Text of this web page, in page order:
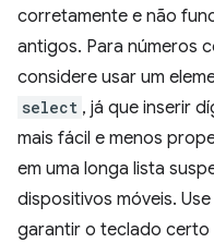
corretamente e não
antigos. Para números
considere usar um
select , já que inserir
mais fácil e menos
em uma longa lista
dispositivos móveis. Use
garantir o teclado certo